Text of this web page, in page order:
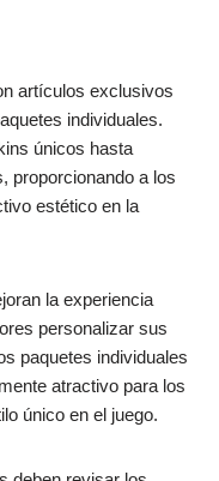
artículos exclusivos
individuales.
únicos hasta
proporcionando a los
estético en la
la experiencia
personalizar sus
paquetes individuales
atractivo para los
único en el juego.